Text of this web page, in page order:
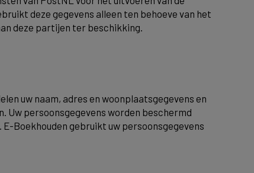
deze gegevens alleen ten behoeve van het
deze partijen ter beschikking.
uw naam, adres en woonplaatsgegevens en
persoonsgegevens worden beschermd
Boekhouden gebruikt uw persoonsgegevens